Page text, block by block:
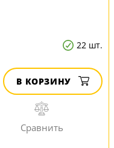
22 шт.
В КОРЗИНУ